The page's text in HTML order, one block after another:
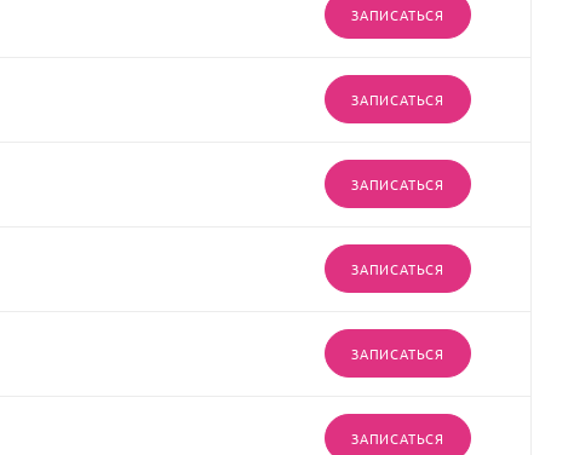
ЗАПИСАТЬСЯ
ЗАПИСАТЬСЯ
ЗАПИСАТЬСЯ
ЗАПИСАТЬСЯ
ЗАПИСАТЬСЯ
ЗАПИСАТЬСЯ